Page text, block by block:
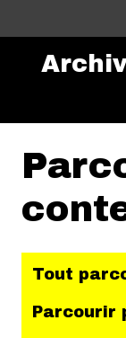
Passer
Tout
Parcourir